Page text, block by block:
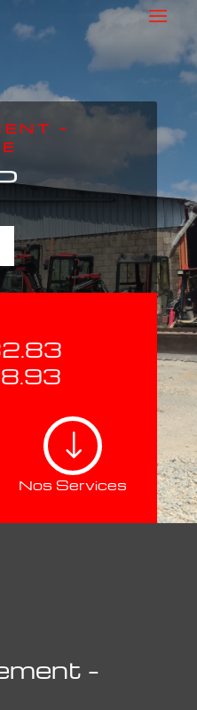
–
"
Nos Services
–